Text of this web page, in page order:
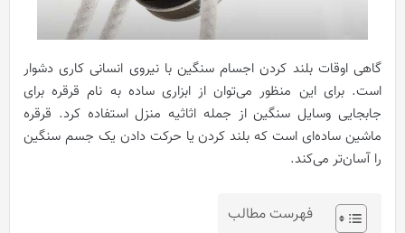
گاهی اوقات بلند کردن اجسام سنگین با نیروی انسانی کاری دشوار
است. برای این منظور می‌توان از ابزاری ساده به نام قرقره برای
جابجایی وسایل سنگین از جمله اثاثیه منزل استفاده کرد. قرقره
ماشین ساده‌ای است که بلند کردن یا حرکت دادن یک جسم سنگین
را آسان‌تر می‌کند.
فهرست مطالب